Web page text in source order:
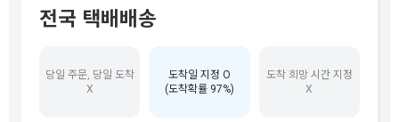
전국 택배배송
당일 주문, 당일 도착
X
도착일 지정 O
(도착확률 97%)
도착 희망 시간 지정
X